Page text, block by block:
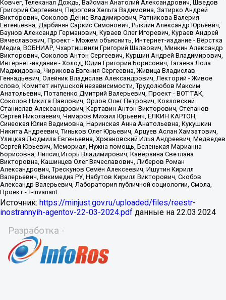
Источник: https://minjust.gov.ru/uploaded/files/reestr-
inostrannyih-agentov-22-03-2024.pdf данные на 22.03.2024
Разработка -